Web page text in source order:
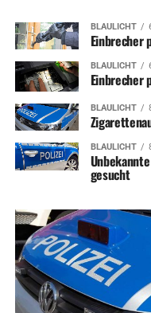
BLAULICHT
Einbrecher
BLAULICHT
Einbrecher
BLAULICHT
BLAULICHT
gesucht